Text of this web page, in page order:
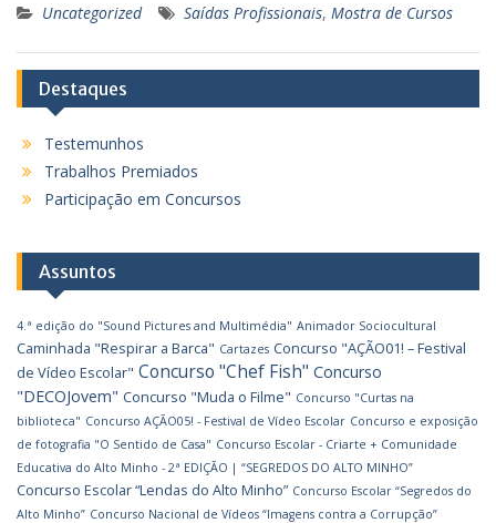
Uncategorized Saídas Profissionais, Mostra de Cursos
Destaques
Testemunhos
Trabalhos Premiados
Participação em Concursos
Assuntos
4.ª edição do "Sound Pictures and Multimédia" Animador Sociocultural
Caminhada "Respirar a Barca" Cartazes Concurso "AÇÃO01! – Festival
de Vídeo Escolar" Concurso "Chef Fish" Concurso
"DECOJovem" Concurso "Muda o Filme" Concurso "Curtas na
biblioteca" Concurso AÇÃO05! - Festival de Vídeo Escolar Concurso e exposição
de fotografia "O Sentido de Casa" Concurso Escolar - Criarte + Comunidade
Educativa do Alto Minho - 2ª EDIÇÃO | “SEGREDOS DO ALTO MINHO”
Concurso Escolar “Lendas do Alto Minho” Concurso Escolar “Segredos do
Alto Minho” Concurso Nacional de Vídeos “Imagens contra a Corrupção”